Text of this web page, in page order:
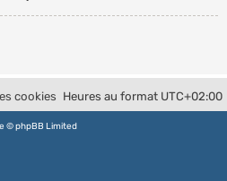
Heures au format UTC+02:00
cookies
© phpBB Limited